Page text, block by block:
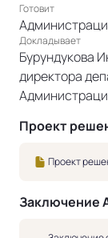
Готовит
Докладывает
Бурундукова
директора
Проект
Проект
Заключение